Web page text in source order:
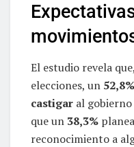
El estudio revela
elecciones, un 52,8%
castigar al
que un 38,3% planea
reconocimiento a